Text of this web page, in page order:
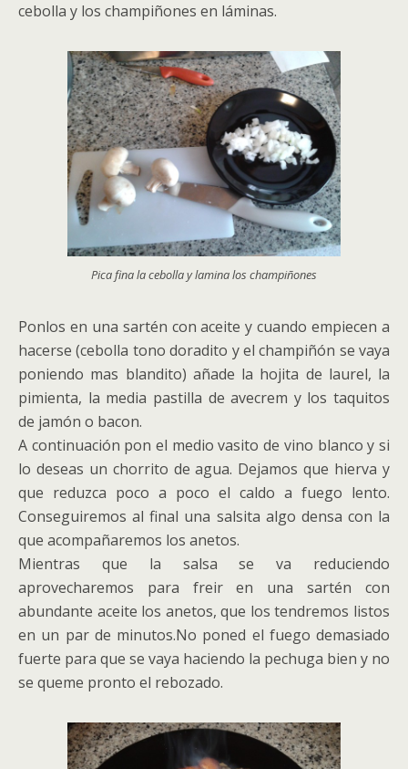
cebolla y los champiñones en láminas.
Pica fina la cebolla y lamina los champiñones
Ponlos en una sartén con aceite y cuando empiecen a
hacerse (cebolla tono doradito y el champiñón se vaya
poniendo mas blandito) añade la hojita de laurel, la
pimienta, la media pastilla de avecrem y los taquitos
de jamón o bacon.
A continuación pon el medio vasito de vino blanco y si
lo deseas un chorrito de agua. Dejamos que hierva y
que reduzca poco a poco el caldo a fuego lento.
Conseguiremos al final una salsita algo densa con la
que acompañaremos los anetos.
Mientras que la salsa se va reduciendo
aprovecharemos para freir en una sartén con
abundante aceite los anetos, que los tendremos listos
en un par de minutos.No poned el fuego demasiado
fuerte para que se vaya haciendo la pechuga bien y no
se queme pronto el rebozado.